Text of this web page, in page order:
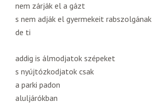
nem zárják el a gázt
s nem adják el gyermekeit rabszolgának
de ti
addig is álmodjatok szépeket
s nyújtózkodjatok csak
a parki padon
aluljárókban